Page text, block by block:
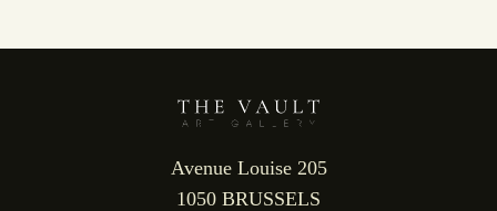
Avenue Louise 205
1050 BRUSSELS